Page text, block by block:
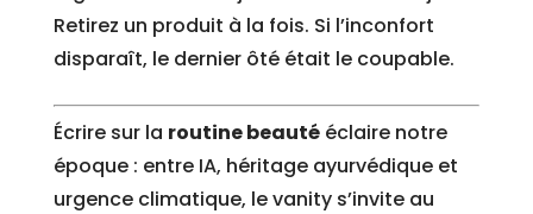
Retirez un produit à la fois. Si l’inconfort
disparaît, le dernier ôté était le coupable.
Écrire sur la routine beautééclaire notre
époque : entre IA, héritage ayurvédique et
urgence climatique, le vanity s’invite au